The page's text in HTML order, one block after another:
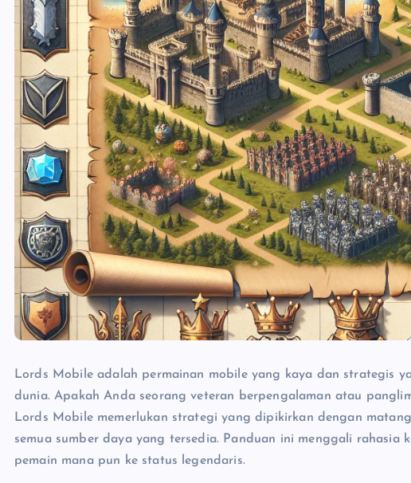
Lords Mobile adalah permainan mobile yang kaya dan strategis
dunia. Apakah Anda seorang veteran berpengalaman atau
Lords Mobile memerlukan strategi yang dipikirkan dengan
semua sumber daya yang tersedia. Panduan ini menggali rahasia
pemain mana pun ke status legendaris.